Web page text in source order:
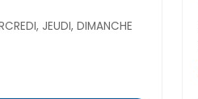
JEUDI, DIMANCHE